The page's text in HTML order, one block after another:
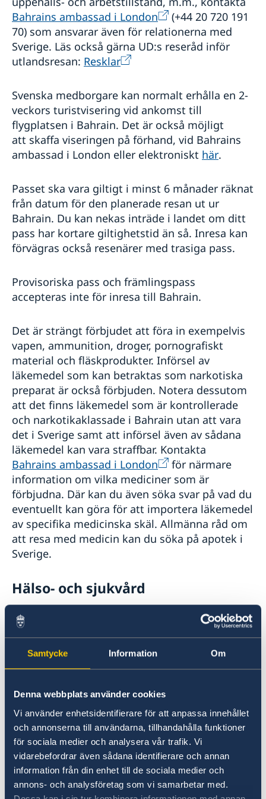
Samtycke Information Om
Denna webbplats använder cookies
Vi använder enhetsidentifierare för att anpassa innehållet
och annonserna till användarna, tillhandahålla funktioner
för sociala medier och analysera vår trafik. Vi
vidarebefordrar även sådana identifierare och annan
information från din enhet till de sociala medier och
annons- och analysföretag som vi samarbetar med.
Bahrains ambassad i London
(+44 20 720 191
70) som ansvarar även för relationerna med
Sverige. Läs också gärna UD:s reseråd inför
utlandsresan: Resklar
Svenska medborgare kan normalt erhålla en 2-
veckors turistvisering vid ankomst till
flygplatsen i Bahrain. Det är också möjligt
att skaffa viseringen på förhand, vid Bahrains
ambassad i London eller elektroniskt här.
Passet ska vara giltigt i minst 6 månader räknat
från datum för den planerade resan ut ur
Bahrain. Du kan nekas inträde i landet om ditt
pass har kortare giltighetstid än så. Inresa kan
förvägras också resenärer med trasiga pass.
Provisoriska pass och främlingspass
accepteras inte för inresa till Bahrain.
Det är strängt förbjudet att föra in exempelvis
vapen, ammunition, droger, pornografiskt
material och fläskprodukter. Införsel av
läkemedel som kan betraktas som narkotiska
preparat är också förbjuden. Notera dessutom
att det finns läkemedel som är kontrollerade
och narkotikaklassade i Bahrain utan att vara
det i Sverige samt att införsel även av sådana
läkemedel kan vara straffbar. Kontakta
Bahrains ambassad i London
för närmare
information om vilka mediciner som är
förbjudna. Där kan du även söka svar på vad du
eventuellt kan göra för att importera läkemedel
av specifika medicinska skäl. Allmänna råd om
att resa med medicin kan du söka på apotek i
Sverige.
Hälso- och sjukvård
Sjukvård i Bahrain
Hälso- och sjukvård av god eller
att reseförsäkringen gäller och att man har de
vacciner som rekommenderas för vistelsen.
Lokala lagar och sedvänjor
Bahrain är ett muslimskt land. Samhället är i
grunden konservativt även om det i en del